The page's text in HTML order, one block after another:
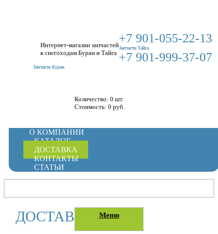
Интернет-магазин запчастей
к снегоходам Буран и Тайга
+7 901-055-22-13
Запчасти Тайга
+7 901-999-37-07
Запчасти Буран
Количество: 0 шт.
Стоимость: 0 руб.
О КОМПАНИИ
КАТАЛОГ
ДОСТАВКА
КОНТАКТЫ
СТАТЬИ
Меню
ДОСТАВКА